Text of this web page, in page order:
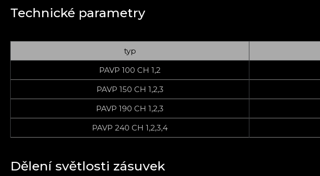
Technické parametry
typ
PAVP 100 CH 1,2
PAVP 150 CH 1,2,3
PAVP 190 CH 1,2,3
PAVP 240 CH 1,2,3,4
Dělení světlosti zásuvek